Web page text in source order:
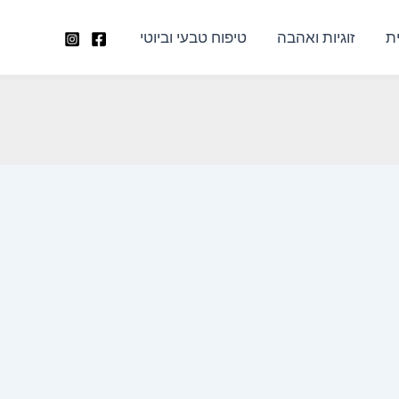
זוגיות ואהבה טיפוח טבעי וביוטי